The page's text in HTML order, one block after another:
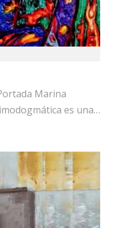
Marina
es una…